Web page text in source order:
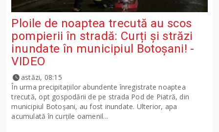
Ploile de noaptea trecută au scos
pompierii în stradă: Curți și străzi
inundate în municipiul Botoșani! -
VIDEO
astăzi, 08:15
În urma precipitațiilor abundente înregistrate noaptea
trecută, opt gospodării de pe strada Pod de Piatră, din
municipiul Botoșani, au fost inundate. Ulterior, apa
acumulată în curțile oamenil...